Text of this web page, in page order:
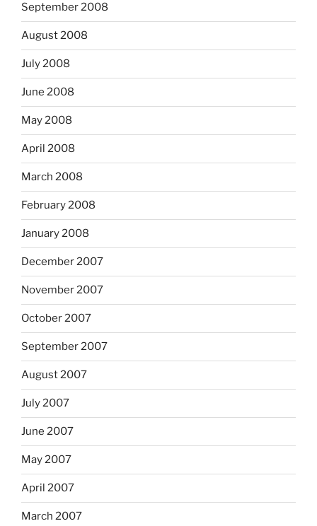
September 2008
August 2008
July 2008
June 2008
May 2008
April 2008
March 2008
February 2008
January 2008
December 2007
November 2007
October 2007
September 2007
August 2007
July 2007
June 2007
May 2007
April 2007
March 2007